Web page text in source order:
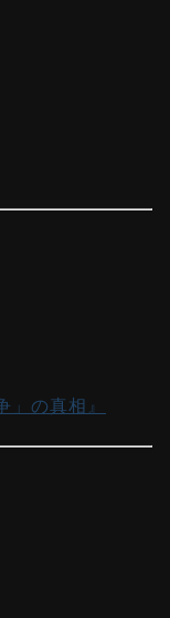
」の真相』